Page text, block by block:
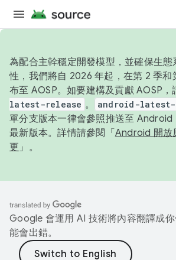
為配合主幹穩定開發模型，並確保生態
性，我們將自 2026 年起，在第 2 季和
布至 AOSP。如要建構及貢獻 AOSP，
latest-release 。 android-latest-
單分支版本一律會參照推送至 Android
最新版本。詳情請參閱「 Android 開放
更 」。
Google 會運用 AI 技術將內容翻譯成
能會出錯。